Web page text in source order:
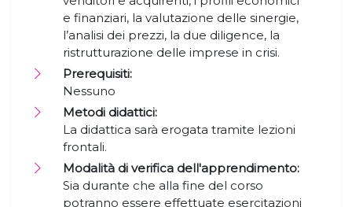
e finanziari, la valutazione delle sinergie,
l’analisi dei prezzi, la due diligence, la
ristrutturazione delle imprese in crisi.
Prerequisiti:
Nessuno
Metodi didattici:
La didattica sarà erogata tramite lezioni
frontali.
Modalità di verifica dell'apprendimento:
Sia durante che alla fine del corso
potranno essere effettuate esercitazioni